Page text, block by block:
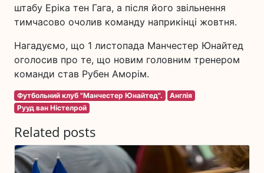
штабу Еріка тен Гага, а після його звільнення
тимчасово очолив команду наприкінці жовтня.
Нагадуємо, що 1 листопада Манчестер Юнайтед
оголосив про те, що новим головним тренером
команди став Рубен Аморім.
Футбольний клуб "Манчестер Юнайтед".
Англія
Рууд ван Ністелрой
Related posts